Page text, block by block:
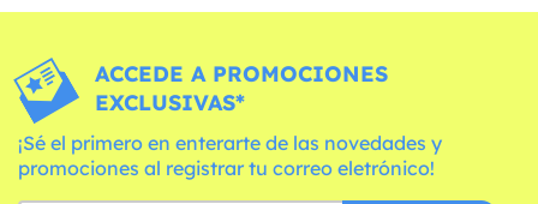
ACCEDE A PROMOCIONES
EXCLUSIVAS*
¡Sé el primero en enterarte de las novedades y
promociones al registrar tu correo eletrónico!